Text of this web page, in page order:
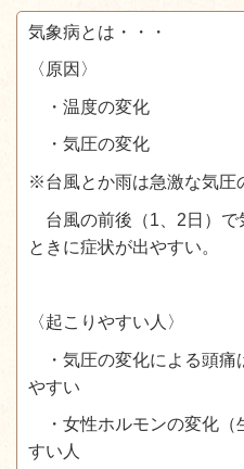
気象病とは・・・
〈原因〉
・温度の変化
・気圧の変化
※台風とか雨は急激な気圧
台風の前後（1、2日）で
ときに症状が出やすい。
〈起こりやすい人〉
・気圧の変化による頭痛
やすい
・女性ホルモンの変化（
すい人